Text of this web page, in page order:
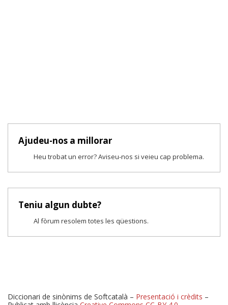
Ajudeu-nos a millorar
Heu trobat un error? Aviseu-nos si veieu cap problema.
Teniu algun dubte?
Al fòrum resolem totes les qüestions.
Diccionari de sinònims de Softcatalà – Presentació i crèdits –